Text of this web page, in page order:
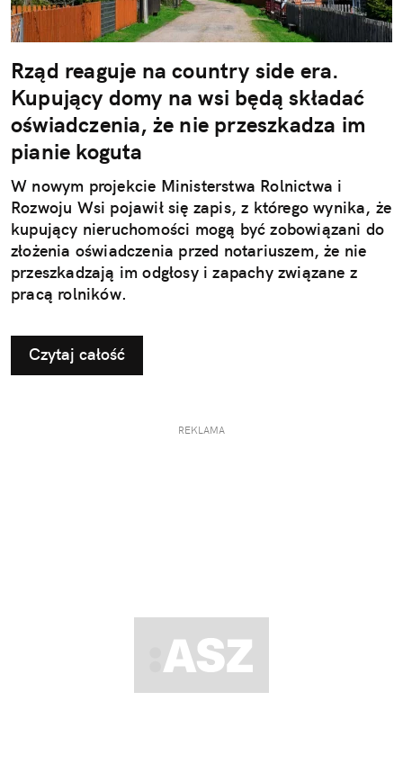
Rząd reaguje na country side era.
Kupujący domy na wsi będą składać
oświadczenia, że nie przeszkadza im
pianie koguta
W nowym projekcie Ministerstwa Rolnictwa i
Rozwoju Wsi pojawił się zapis, z którego wynika, że
kupujący nieruchomości mogą być zobowiązani do
złożenia oświadczenia przed notariuszem, że nie
przeszkadzają im odgłosy i zapachy związane z
pracą rolników.
Czytaj całość
REKLAMA